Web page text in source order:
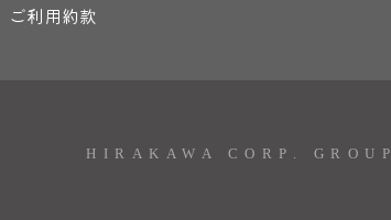
ご利用約款
HIRAKAWA CORP. GROUP